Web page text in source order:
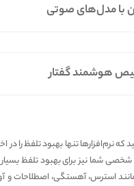
با مدل‌های صوتی
هوشمند گفتار
که نرم‌افزارها تنها بهبود تلفظ را در
شما نیز برای بهبود تلفظ
استرس، آهستگی، اصطلاحات و